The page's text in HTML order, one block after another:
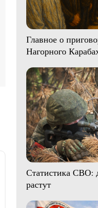
Главное о
Нагорного
Статистика СВО:
растут